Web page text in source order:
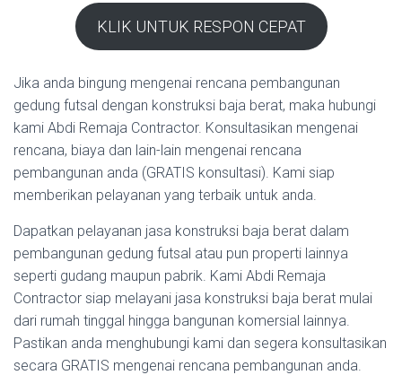
KLIK UNTUK RESPON CEPAT
Jika anda bingung mengenai rencana pembangunan
gedung futsal dengan konstruksi baja berat, maka hubungi
kami Abdi Remaja Contractor. Konsultasikan mengenai
rencana, biaya dan lain-lain mengenai rencana
pembangunan anda (GRATIS konsultasi). Kami siap
memberikan pelayanan yang terbaik untuk anda.
Dapatkan pelayanan jasa konstruksi baja berat dalam
pembangunan gedung futsal atau pun properti lainnya
seperti gudang maupun pabrik. Kami Abdi Remaja
Contractor siap melayani jasa konstruksi baja berat mulai
dari rumah tinggal hingga bangunan komersial lainnya.
Pastikan anda menghubungi kami dan segera konsultasikan
secara GRATIS mengenai rencana pembangunan anda.